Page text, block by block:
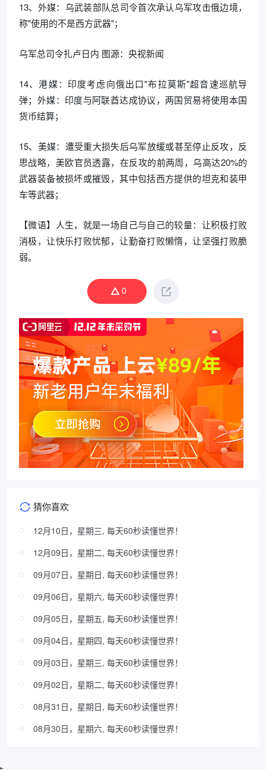
13、外媒：乌武装部队总司令首次承认乌军攻击俄边境，
称"使用的不是西方武器"；
乌军总司令扎卢日内 图源：央视新闻
14、港媒：印度考虑向俄出口"布拉莫斯"超音速巡航导
弹；外媒：印度与阿联酋达成协议，两国贸易将使用本国
货币结算；
15、美媒：遭受重大损失后乌军放缓或甚至停止反攻，反
思战略，美欧官员透露，在反攻的前两周，乌高达20%的
武器装备被损坏或摧毁，其中包括西方提供的坦克和装甲
车等武器；
【微语】人生，就是一场自己与自己的较量：让积极打败
消极，让快乐打败忧郁，让勤奋打败懒惰，让坚强打败脆
弱。
0
猜你喜欢
12月10日，星期三, 每天60秒读懂世界！
12月09日，星期二, 每天60秒读懂世界！
09月07日，星期日, 每天60秒读懂世界！
09月06日，星期六, 每天60秒读懂世界！
09月05日，星期五, 每天60秒读懂世界！
09月04日，星期四, 每天60秒读懂世界！
09月03日，星期三, 每天60秒读懂世界！
09月02日，星期二, 每天60秒读懂世界！
08月31日，星期日, 每天60秒读懂世界！
08月30日，星期六, 每天60秒读懂世界！